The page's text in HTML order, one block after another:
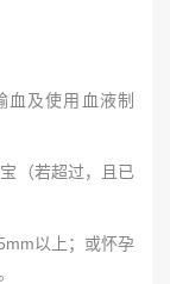
及使用血液制
（若超过，且已
以上；或怀孕